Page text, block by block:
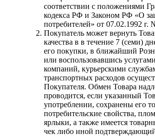
соответствии с положениями
кодекса РФ и Законом РФ «О
потребителей» от 07.02.1992 г.
Покупатель может вернуть
качества в в течение 7 (семи)
его покупки, в ближайший
или воспользовавшись
компаний, курьерскими
транспортных расходов
Покупателя. Обмен Товара
проводится, если указанный
употреблении, сохранены его
потребительские свойства,
ярлыки, а также имеется
чек либо иной